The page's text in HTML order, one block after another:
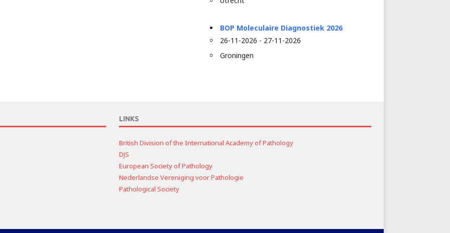
BOP Moleculaire Diagnostiek 2026
26-11-2026 - 27-11-2026
Groningen
LINKS
British Division of the International Academy of Pathology
DJS
European Society of Pathology
Nederlandse Vereniging voor Pathologie
Pathological Society